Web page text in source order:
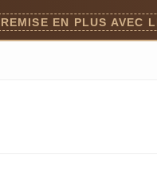
EN PLUS AVEC